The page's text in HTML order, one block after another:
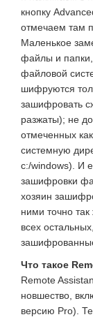
кнопку
отмечаем там
Маленькое
файлы и
файловой
шифруются
зашифровать
разжаты); не
отмеченных
системную
c:/windows). И
зашифровки
хозяин
ними точно
всех
Что такое
Remote
новшество,
версию Pro).